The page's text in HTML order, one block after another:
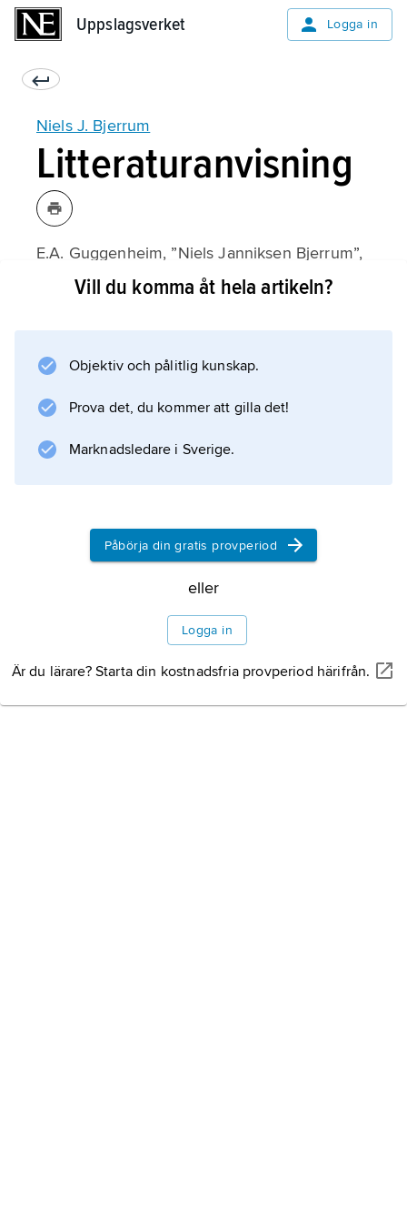
Uppslagsverket Logga in
Niels J. Bjerrum
Litteraturanvisning
E.A. Guggenheim, ”Niels Janniksen Bjerrum”,
i E. Farber (utgivare),
Information om artikeln
Vill du komma åt hela artikeln?
Objektiv och pålitlig kunskap.
Prova det, du kommer att gilla det!
Marknadsledare i Sverige.
Påbörja din gratis provperiod
eller
Logga in
Är du lärare? Starta din kostnadsfria provperiod härifrån.